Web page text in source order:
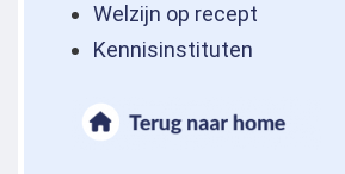
Welzijn op recept
Kennisinstituten